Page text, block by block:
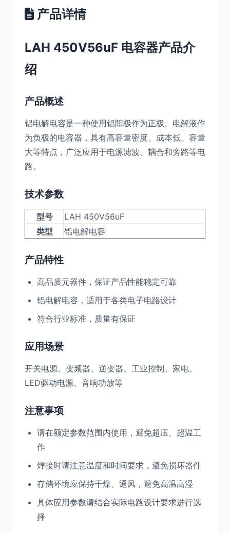
产品详情
LAH 450V56uF 电容器产品介
绍
产品概述
铝电解电容是一种使用铝阳极作为正极、电解液作
为负极的电容器，具有高容量密度、成本低、容量
大等特点，广泛应用于电源滤波、耦合和旁路等电
路。
技术参数
型号
LAH 450V56uF
类型
铝电解电容
产品特性
高品质元器件，保证产品性能稳定可靠
铝电解电容，适用于各类电子电路设计
符合行业标准，质量有保证
应用场景
开关电源、变频器、逆变器、工业控制、家电、
LED驱动电源、音响功放等
注意事项
请在额定参数范围内使用，避免超压、超温工
作
焊接时请注意温度和时间要求，避免损坏器件
存储环境应保持干燥、通风，避免高温高湿
具体应用参数请结合实际电路设计要求进行选
择